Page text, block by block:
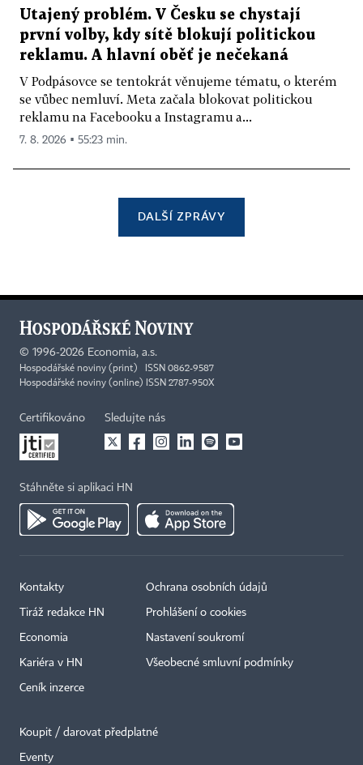
Utajený problém. V Česku se chystají
první volby, kdy sítě blokují politickou
reklamu. A hlavní oběť je nečekaná
V Podpásovce se tentokrát věnujeme tématu, o kterém
se vůbec nemluví. Meta začala blokovat politickou
reklamu na Facebooku a Instagramu a...
7. 8. 2026 ▪ 55:23 min.
DALŠÍ ZPRÁVY
© 1996-2026 Economia, a.s.
Hospodářské noviny (print) ISSN 0862-9587
Hospodářské noviny (online) ISSN 2787-950X
Certifikováno Sledujte nás
Stáhněte si aplikaci HN
Kontakty
Tiráž redakce HN
Economia
Kariéra v HN
Ceník inzerce
Ochrana osobních údajů
Prohlášení o cookies
Nastavení soukromí
Všeobecné smluvní podmínky
Koupit / darovat předplatné
Eventy